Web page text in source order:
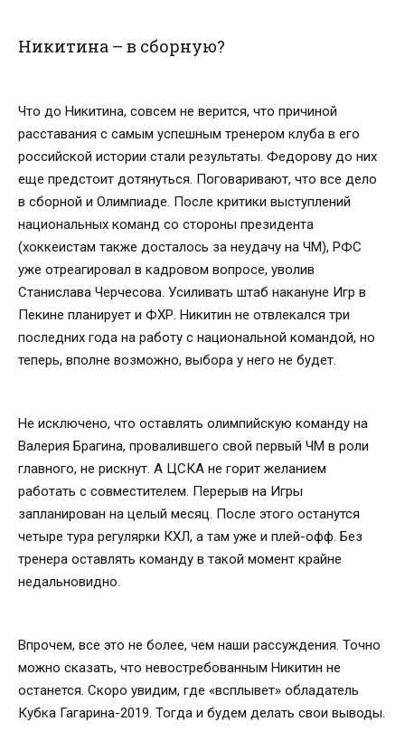
Никитина – в сборную?
Что до Никитина, совсем не верится, что причиной
расставания с самым успешным тренером клуба в его
российской истории стали результаты. Федорову до них
еще предстоит дотянуться. Поговаривают, что все дело
в сборной и Олимпиаде. После критики выступлений
национальных команд со стороны президента
(хоккеистам также досталось за неудачу на ЧМ), РФС
уже отреагировал в кадровом вопросе, уволив
Станислава Черчесова. Усиливать штаб накануне Игр в
Пекине планирует и ФХР. Никитин не отвлекался три
последних года на работу с национальной командой, но
теперь, вполне возможно, выбора у него не будет.
Не исключено, что оставлять олимпийскую команду на
Валерия Брагина, провалившего свой первый ЧМ в роли
главного, не рискнут. А ЦСКА не горит желанием
работать с совместителем. Перерыв на Игры
запланирован на целый месяц. После этого останутся
четыре тура регулярки КХЛ, а там уже и плей-офф. Без
тренера оставлять команду в такой момент крайне
недальновидно.
Впрочем, все это не более, чем наши рассуждения. Точно
можно сказать, что невостребованным Никитин не
останется. Скоро увидим, где «всплывет» обладатель
Кубка Гагарина-2019. Тогда и будем делать свои выводы.